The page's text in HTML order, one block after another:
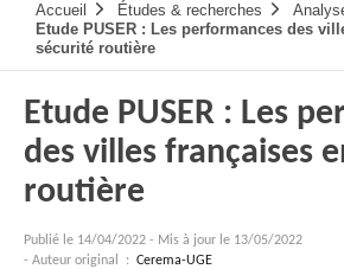
principale
Accueil Études & recherches
Etude PUSER : Les performances des
sécurité routière
Etude PUSER : Les
des villes françaises
routière
Publié le 14/04/2022 - Mis à jour le 13/05/2022
- Auteur original : Cerema-UGE